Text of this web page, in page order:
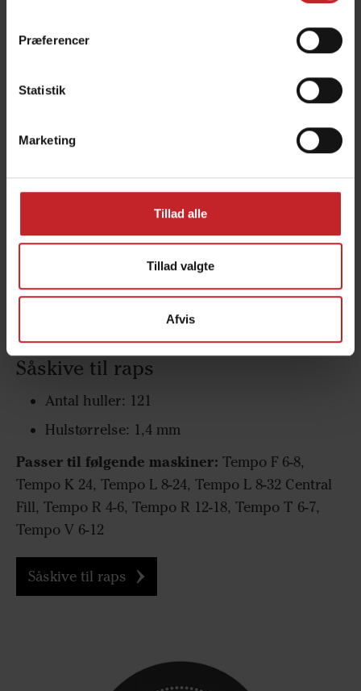
Præferencer
Statistik
Marketing
Tillad alle
Tillad valgte
Afvis
Såskive til raps
Antal huller: 121
Hulstørrelse: 1,4 mm
Passer til følgende maskiner: Tempo F 6-8,
Tempo K 24, Tempo L 8-24, Tempo L 8-32 Central
Fill, Tempo R 4-6, Tempo R 12-18, Tempo T 6-7,
Tempo V 6-12
Såskive til raps